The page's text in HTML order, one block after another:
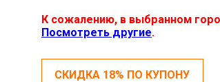
К сожалению, в выбранном
Посмотреть другие.
СКИДКА 18% ПО КУПОНУ